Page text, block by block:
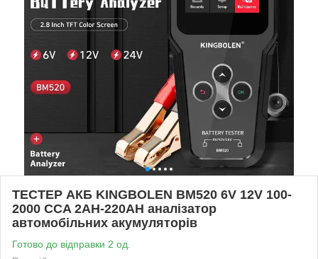
ТЕСТЕР АКБ KINGBOLEN BM520 6V 12V 100-
2000 CCA 2AH-220AH аналізатор
автомобільних акумуляторів
Готово до відправки 2 од.